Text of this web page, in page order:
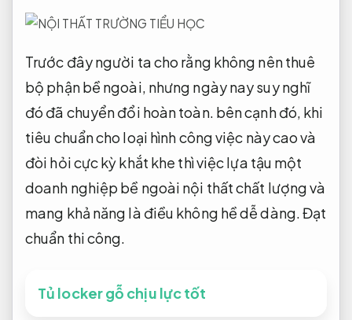
Trước đây người ta cho rằng không nên thuê
bộ phận bề ngoài, nhưng ngày nay suy nghĩ
đó đã chuyển đổi hoàn toàn. bên cạnh đó, khi
tiêu chuẩn cho loại hình công việc này cao và
đòi hỏi cực kỳ khắt khe thì việc lựa tậu một
doanh nghiệp bề ngoài nội thất chất lượng và
mang khả năng là điều không hề dễ dàng.Đạt
chuẩn thi công.
Tủ locker gỗ chịu lực tốt